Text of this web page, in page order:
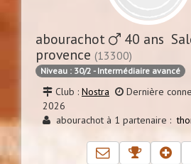
abourachot
40 ans
provence (13300)
Niveau : 30/2 - Intermédiaire avancé
Club : Nostra
Dernière
2026
abourachot à 1 partenaire :